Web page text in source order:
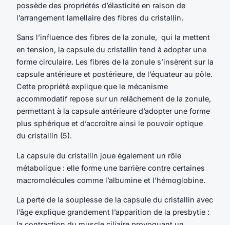
possède des propriétés d’élasticité en raison de
l’arrangement lamellaire des fibres du cristallin.
Sans l’influence des fibres de la zonule, qui la mettent
en tension, la capsule du cristallin tend à adopter une
forme circulaire. Les fibres de la zonule s’insèrent sur la
capsule antérieure et postérieure, de l’équateur au pôle.
Cette propriété explique que le mécanisme
accommodatif repose sur un relâchement de la zonule,
permettant à la capsule antérieure d’adopter une forme
plus sphérique et d’accroître ainsi le pouvoir optique
du cristallin (5).
La capsule du cristallin joue également un rôle
métabolique : elle forme une barrière contre certaines
macromolécules comme l’albumine et l’hémoglobine.
La perte de la souplesse de la capsule du cristallin avec
l’âge explique grandement l’apparition de la presbytie :